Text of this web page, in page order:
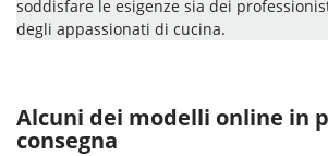
soddisfare le esigenze sia dei
degli appassionati di cucina.
Alcuni dei modelli online in
consegna